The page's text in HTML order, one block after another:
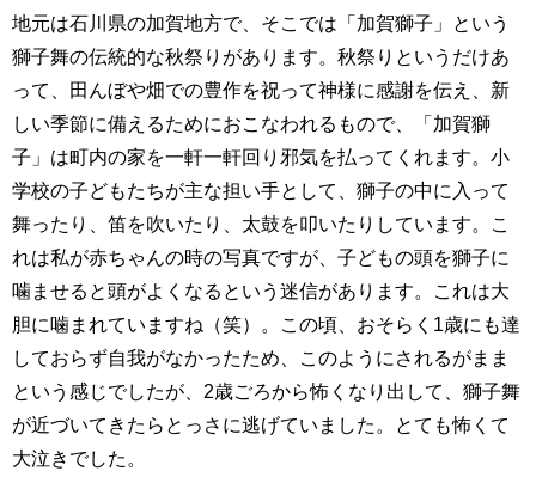
ト
マ
ッ
プ
地元は石川県の加賀地方で、そこでは「加賀獅子」という
獅子舞の伝統的な秋祭りがあります。秋祭りというだけあ
って、田んぼや畑での豊作を祝って神様に感謝を伝え、新
しい季節に備えるためにおこなわれるもので、「加賀獅
子」は町内の家を一軒一軒回り邪気を払ってくれます。小
学校の子どもたちが主な担い手として、獅子の中に入って
舞ったり、笛を吹いたり、太鼓を叩いたりしています。こ
れは私が赤ちゃんの時の写真ですが、子どもの頭を獅子に
噛ませると頭がよくなるという迷信があります。これは大
胆に噛まれていますね（笑）。この頃、おそらく1歳にも達
しておらず自我がなかったため、このようにされるがまま
という感じでしたが、2歳ごろから怖くなり出して、獅子舞
が近づいてきたらとっさに逃げていました。とても怖くて
大泣きでした。